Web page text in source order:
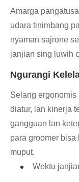
Amarga
udara tinimbang
nyaman sajrone
janjian sing luwih
Ngurangi
Selang ergonomis
diatur, lan kinerja
gangguan lan
para groomer
muput.
Wektu